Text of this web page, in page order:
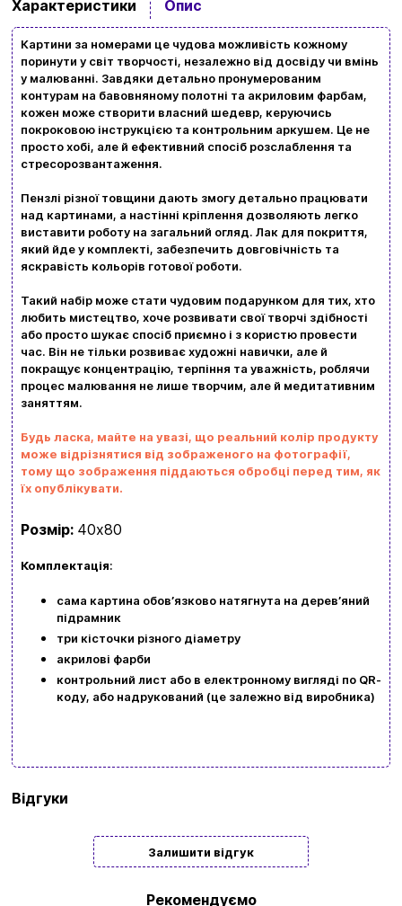
Характеристики Опис
Картини за номерами це чудова можливість кожному
поринути у світ творчості, незалежно від досвіду чи вмінь
у малюванні. Завдяки детально пронумерованим
контурам на бавовняному полотні та акриловим фарбам,
кожен може створити власний шедевр, керуючись
покроковою інструкцією та контрольним аркушем. Це не
просто хобі, але й ефективний спосіб розслаблення та
стресорозвантаження.
Пензлі різної товщини дають змогу детально працювати
над картинами, а настінні кріплення дозволяють легко
виставити роботу на загальний огляд. Лак для покриття,
який йде у комплекті, забезпечить довговічність та
яскравість кольорів готової роботи.
Такий набір може стати чудовим подарунком для тих, хто
любить мистецтво, хоче розвивати свої творчі здібності
або просто шукає спосіб приємно і з користю провести
час. Він не тільки розвиває художні навички, але й
покращує концентрацію, терпіння та уважність, роблячи
процес малювання не лише творчим, але й медитативним
заняттям.
Будь ласка, майте на увазі, що реальний колір продукту
може відрізнятися від зображеного на фотографії,
тому що зображення піддаються обробці перед тим, як
їх опублікувати.
Розмір: 40х80
Комплектація:
сама картина обовʼязково натягнута на деревʼяний
підрамник
три кісточки різного діаметру
акрилові фарби
контрольний лист або в електронному вигляді по QR-
коду, або надрукований (це залежно від виробника)
Відгуки
Залишити відгук
Рекомендуємо
Вхід
Бренди
Доставка та оплата
Повернення та обмін товарів
Політика конфіденційності
+380996393746
kubix.boardgames@gmail.com
UA ㅤRU
Ваш кошик зараз порожній
Перегляньте асортимент нашого магазину і ви
обовʼязково знайдете щось цікавеньке